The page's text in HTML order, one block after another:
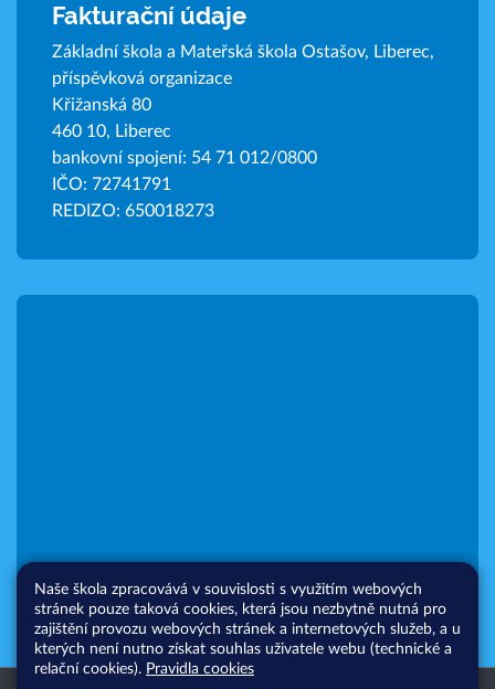
Fakturační údaje
Základní škola a Mateřská škola Ostašov, Liberec,
příspěvková organizace
Křižanská 80
460 10, Liberec
bankovní spojení: 54 71 012/0800
IČO: 72741791
REDIZO: 650018273
Naše škola zpracovává v souvislosti s využitím webových
stránek pouze taková cookies, která jsou nezbytně nutná pro
zajištění provozu webových stránek a internetových služeb, a u
kterých není nutno získat souhlas uživatele webu (technické a
relační cookies). Pravidla cookies